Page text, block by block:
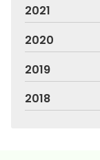
2021
2020
2019
2018